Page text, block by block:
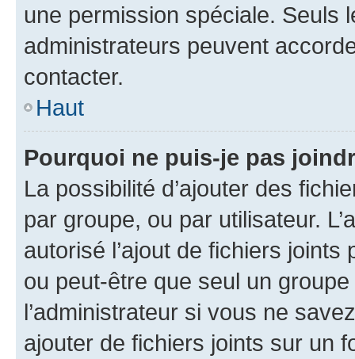
une permission spéciale. Seuls
administrateurs peuvent
contacter.
Haut
Pourquoi ne puis-je pas
La possibilité d’ajouter des
par groupe, ou par utilisateur.
autorisé l’ajout de fichiers
ou peut-être que seul un
l’administrateur si vous ne
ajouter de fichiers joints sur un